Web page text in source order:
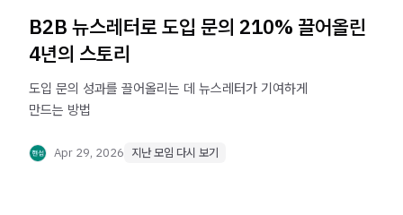
B2B 뉴스레터로 도입 문의 210% 끌어올린
4년의 스토리
도입 문의 성과를 끌어올리는 데 뉴스레터가 기여하게
만드는 방법
Apr 29, 2026 지난 모임 다시 보기